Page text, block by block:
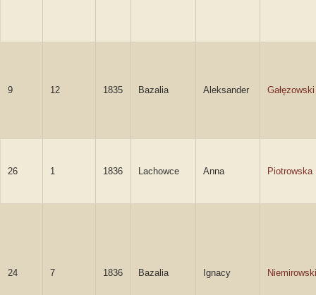
9 12 1835 Bazalia Aleksander Gałęzowski
26 1 1836 Lachowce Anna Piotrowska
24 7 1836 Bazalia Ignacy Niemirowski